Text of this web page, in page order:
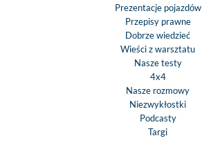
Prezentacje pojazdów
Przepisy prawne
Dobrze wiedzieć
Wieści z warsztatu
Nasze testy
4x4
Nasze rozmowy
Niezwykłostki
Podcasty
Targi